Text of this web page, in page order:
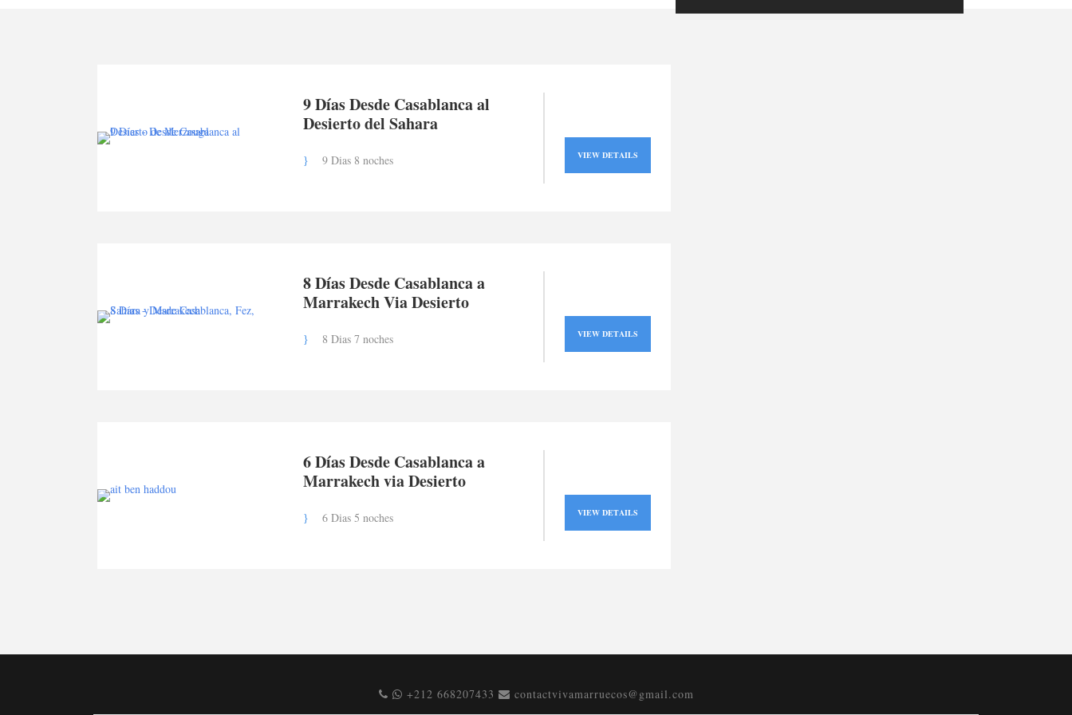
9 Días Desde Casablanca al
Desierto del Sahara
9 Dias 8 noches VIEW DETAILS
8 Días Desde Casablanca a
Marrakech Via Desierto
8 Dias 7 noches VIEW DETAILS
6 Días Desde Casablanca a
Marrakech via Desierto
6 Dias 5 noches VIEW DETAILS
+212 668207433 contactvivamarruecos@gmail.com